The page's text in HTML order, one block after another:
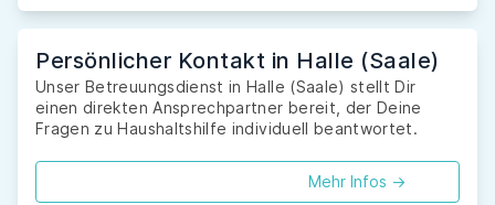
Persönlicher Kontakt in Halle (Saale)
Unser Betreuungsdienst in Halle (Saale) stellt Dir
einen direkten Ansprechpartner bereit, der Deine
Fragen zu Haushaltshilfe individuell beantwortet.
Mehr Infos ->